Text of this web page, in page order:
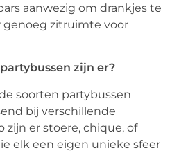
aanwezig om drankjes te
genoeg zitruimte voor
zijn er?
soorten partybussen
bij verschillende
zijn er stoere, chique, of
elk een eigen unieke sfeer